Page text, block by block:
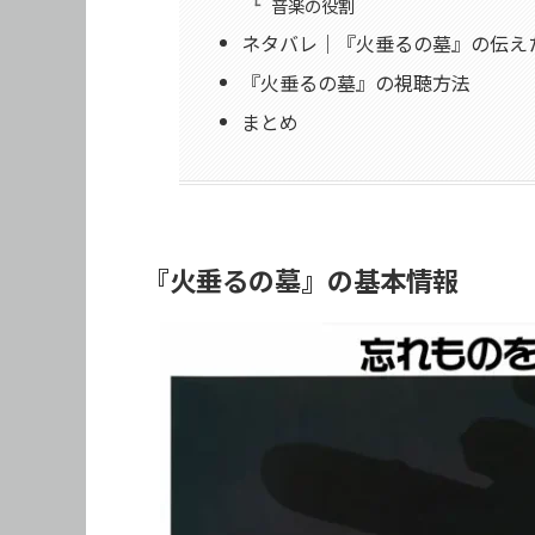
音楽の役割
ネタバレ｜『火垂るの墓』の伝え
『火垂るの墓』の視聴方法
まとめ
『火垂るの墓』の基本情報